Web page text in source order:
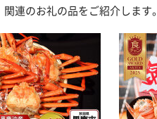
連のお礼の品をご紹介します。